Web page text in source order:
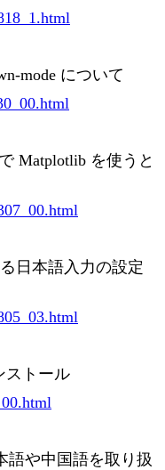
mode について
Matplotlib を使うと
日本語入力の設定
ストール
語や中国語を取り扱